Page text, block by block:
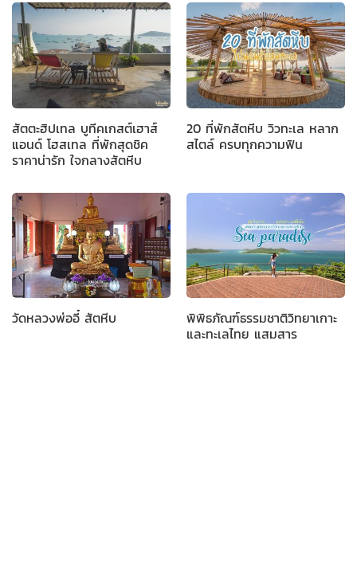
สัตตะฮิปเทล บูทีคเกสต์เฮาส์
แอนด์ โฮสเทล ที่พักสุดชิค
ราคาน่ารัก ใจกลางสัตหีบ
20 ที่พักสัตหีบ วิวทะเล หลาก
สไตล์ ครบทุกความฟิน
วัดหลวงพ่ออี๋ สัตหีบ
พิพิธภัณฑ์ธรรมชาติวิทยาเกาะ
และทะเลไทย แสมสาร